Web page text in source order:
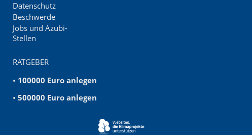
Datenschutz
Beschwerde
Jobs und Azubi-
Stellen
RATGEBER
• 100000 Euro anlegen
• 500000 Euro anlegen